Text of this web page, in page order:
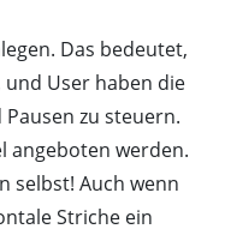
Das bedeutet,
User haben die
zu steuern.
angeboten werden.
selbst! Auch wenn
Striche ein